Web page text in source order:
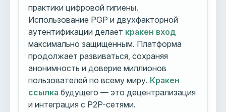
практики цифровой гигиены.
Использование PGP и двухфакторной
аутентификации делает кракен вход
максимально защищенным. Платформа
продолжает развиваться, сохраняя
анонимность и доверие миллионов
пользователей по всему миру. Кракен
ссылка будущего — это децентрализация
и интеграция с P2P-сетями.